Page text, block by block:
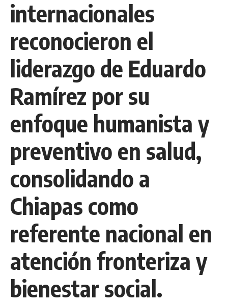
internacionales
reconocieron el
liderazgo de Eduardo
Ramírez por su
enfoque humanista y
preventivo en salud,
consolidando a
Chiapas como
referente nacional en
atención fronteriza y
bienestar social.